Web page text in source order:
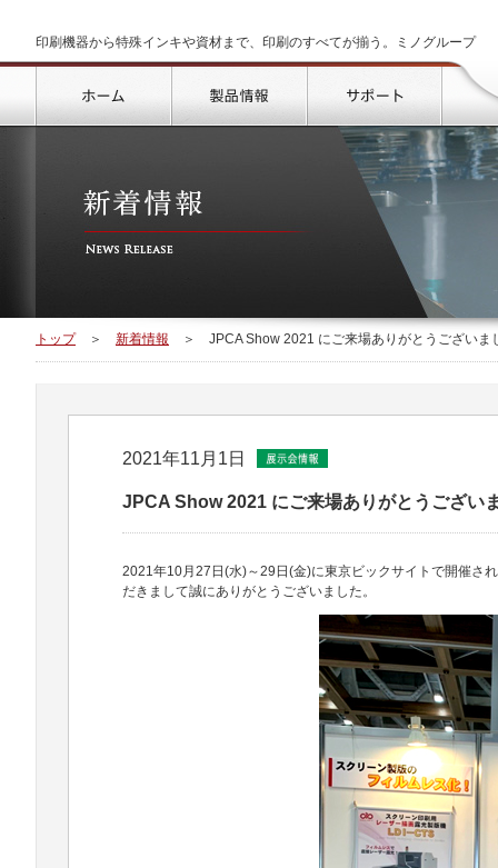
印刷機器から特殊インキや資材まで、印刷のすべてが揃う。ミノグループ
トップ
製品情報 サポート
トップ ＞ 新着情報 ＞ JPCA Show 2021 にご来場ありがとうございま
2021年11月1日
JPCA Show 2021 にご来場ありがとうござい
2021年10月27日(水)～29日(金)に東京ビックサイトで開催さ
だきまして誠にありがとうございました。